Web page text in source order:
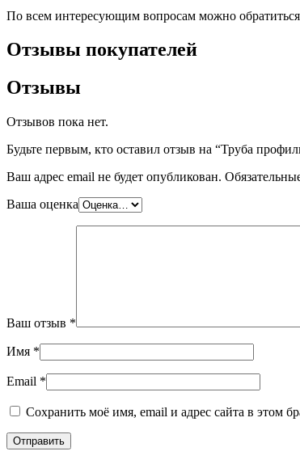
По всем интересующим вопросам можно
Отзывы покупателей
Отзывы
Отзывов пока нет.
Будьте первым, кто оставил отзыв на “Труба
Ваш адрес email не будет опубликован.
Ваша оценка
Ваш отзыв *
Имя *
Email *
Сохранить моё имя, email и адрес сайта в этом